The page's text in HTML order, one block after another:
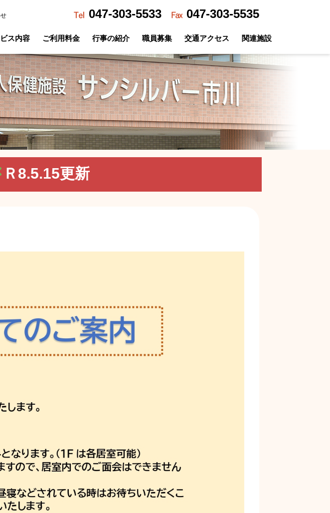
047-303-5533 047-303-5535
ス内容 ご利用料金 行事の紹介 職員募集 交通アクセス 関連施設
Ｒ8.5.15更新